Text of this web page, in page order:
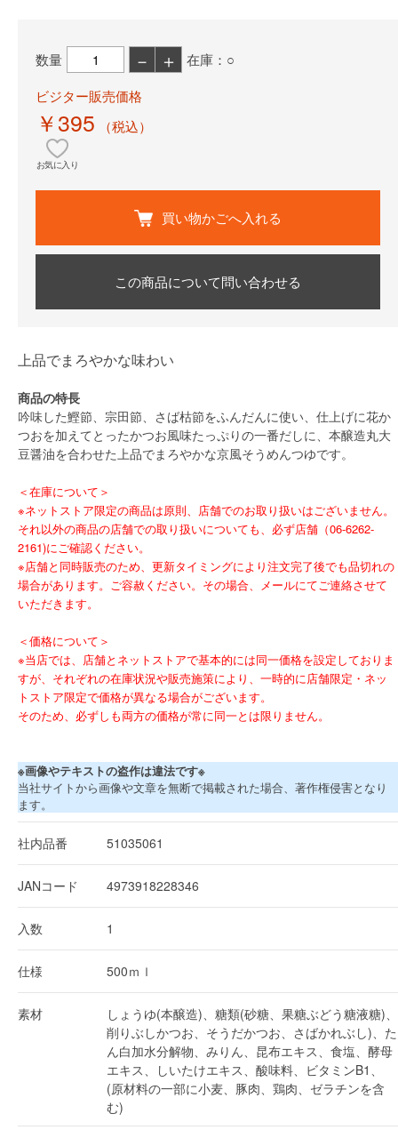
数量 － ＋
在庫：○
ビジター販売価格
￥395 （税込）
お気に入り
買い物かごへ入れる
この商品について問い合わせる
上品でまろやかな味わい
商品の特長
吟味した鰹節、宗田節、さば枯節をふんだんに使い、仕上げに花か
つおを加えてとったかつお風味たっぷりの一番だしに、本醸造丸大
豆醤油を合わせた上品でまろやかな京風そうめんつゆです。
＜在庫について＞
※ネットストア限定の商品は原則、店舗でのお取り扱いはございません。
それ以外の商品の店舗での取り扱いについても、必ず店舗（06-6262-
2161)にご確認ください。
※店舗と同時販売のため、更新タイミングにより注文完了後でも品切れの
場合があります。ご容赦ください。その場合、メールにてご連絡させて
いただきます。
＜価格について＞
※当店では、店舗とネットストアで基本的には同一価格を設定しておりま
すが、それぞれの在庫状況や販売施策により、一時的に店舗限定・ネッ
トストア限定で価格が異なる場合がございます。
そのため、必ずしも両方の価格が常に同一とは限りません。
※画像やテキストの盗作は違法です※
当社サイトから画像や文章を無断で掲載された場合、著作権侵害となり
ます。
社内品番 51035061
JANコード 4973918228346
入数 1
仕様 500ｍｌ
素材
しょうゆ(本醸造)、糖類(砂糖、果糖ぶどう糖液糖)、
削りぶしかつお、そうだかつお、さばかれぶし)、た
ん白加水分解物、みりん、昆布エキス、食塩、酵母
エキス、しいたけエキス、酸味料、ビタミンB1、
(原材料の一部に小麦、豚肉、鶏肉、ゼラチンを含
む)